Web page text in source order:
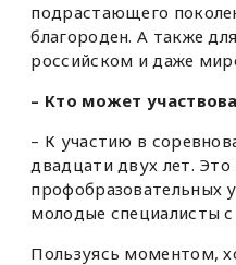
подрастающего
благороден. А также
российском и даже
– Кто может
– К участию в
двадцати двух лет.
профобразовательных
молодые специалисты
Пользуясь моментом,